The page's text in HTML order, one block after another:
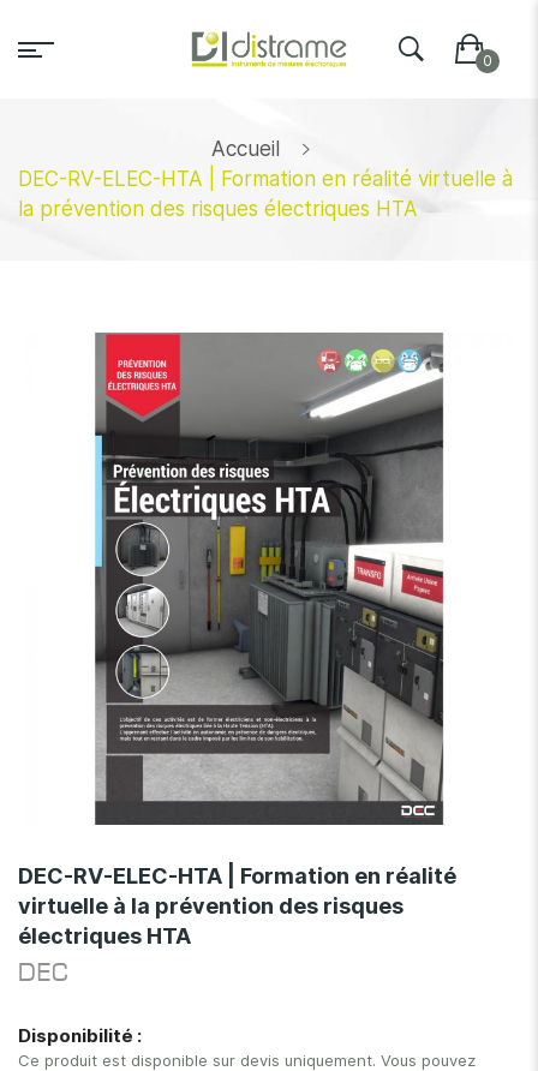
Accueil
DEC-RV-ELEC-HTA | Formation en réalité virtuelle à
la prévention des risques électriques HTA
to
the
beginning
of
the
DEC-RV-ELEC-HTA | Formation en réalité
virtuelle à la prévention des risques
électriques HTA
DEC
Disponibilité :
Ce produit est disponible sur devis uniquement. Vous pouvez